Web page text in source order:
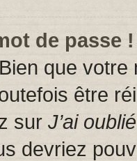
de passe !
que
être
sur J’ai
devriez